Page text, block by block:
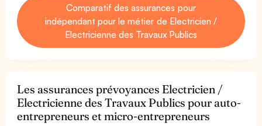
Comparatif des assurances pour
indépendant pour le métier de Electricien /
Electricienne des Travaux Publics
Les assurances prévoyances Electricien /
Electricienne des Travaux Publics pour auto-
entrepreneurs et micro-entrepreneurs